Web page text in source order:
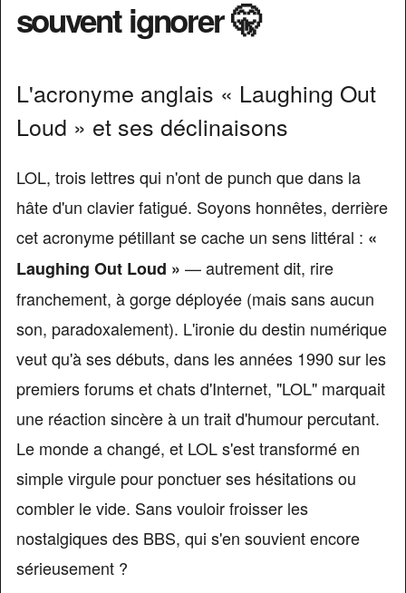
souvent ignorer 🤫
L'acronyme anglais « Laughing Out
Loud » et ses déclinaisons
LOL, trois lettres qui n'ont de punch que dans la
hâte d'un clavier fatigué. Soyons honnêtes, derrière
cet acronyme pétillant se cache un sens littéral : «
Laughing Out Loud » — autrement dit, rire
franchement, à gorge déployée (mais sans aucun
son, paradoxalement). L'ironie du destin numérique
veut qu'à ses débuts, dans les années 1990 sur les
premiers forums et chats d'Internet, "LOL" marquait
une réaction sincère à un trait d'humour percutant.
Le monde a changé, et LOL s'est transformé en
simple virgule pour ponctuer ses hésitations ou
combler le vide. Sans vouloir froisser les
nostalgiques des BBS, qui s'en souvient encore
sérieusement ?